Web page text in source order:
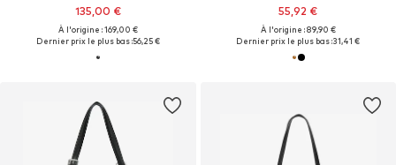
135,00 €
À l'origine : 169,00 €
Dernier prix le plus bas :56,25 €
55,92 €
À l'origine : 89,90 €
Dernier prix le plus bas :31,41 €